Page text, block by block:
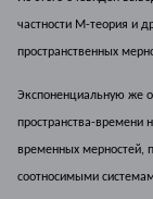
частности М-теория и
пространственных
Экспоненциальную же
пространства-времени
временных мерностей,
соотносимыми